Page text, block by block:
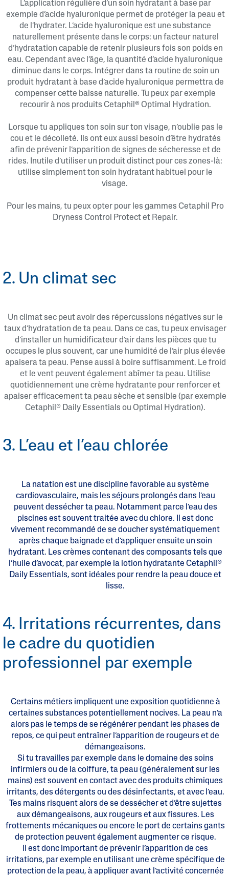
L’application régulière d’un soin hydratant à base par
exemple d’acide hyaluronique permet de protéger la peau et
de l’hydrater. L’acide hyaluronique est une substance
naturellement présente dans le corps: un facteur naturel
d’hydratation capable de retenir plusieurs fois son poids en
eau. Cependant avec l’âge, la quantité d’acide hyaluronique
diminue dans le corps. Intégrer dans ta routine de soin un
produit hydratant à base d’acide hyaluronique permettra de
compenser cette baisse naturelle. Tu peux par exemple
recourir à nos produits Cetaphil® Optimal Hydration.
Lorsque tu appliques ton soin sur ton visage, n’oublie pas le
cou et le décolleté. Ils ont eux aussi besoin d’être hydratés
afin de prévenir l’apparition de signes de sécheresse et de
rides. Inutile d’utiliser un produit distinct pour ces zones-là:
utilise simplement ton soin hydratant habituel pour le
visage.
Pour les mains, tu peux opter pour les gammes Cetaphil Pro
Dryness Control Protect et Repair.
2. Un climat sec
Un climat sec peut avoir des répercussions négatives sur le
taux d’hydratation de ta peau. Dans ce cas, tu peux envisager
d’installer un humidificateur d’air dans les pièces que tu
occupes le plus souvent, car une humidité de l’air plus élevée
apaisera ta peau. Pense aussi à boire suffisamment. Le froid
et le vent peuvent également abîmer ta peau. Utilise
quotidiennement une crème hydratante pour renforcer et
apaiser efficacement ta peau sèche et sensible (par exemple
Cetaphil® Daily Essentials ou Optimal Hydration).
3. L’eau et l’eau chlorée
La natation est une discipline favorable au système
cardiovasculaire, mais les séjours prolongés dans l’eau
peuvent dessécher ta peau. Notamment parce l’eau des
piscines est souvent traitée avec du chlore. Il est donc
vivement recommandé de se doucher systématiquement
après chaque baignade et d’appliquer ensuite un soin
hydratant. Les crèmes contenant des composants tels que
l’huile d’avocat, par exemple la lotion hydratante Cetaphil®
Daily Essentials, sont idéales pour rendre la peau douce et
lisse.
4. Irritations récurrentes, dans
le cadre du quotidien
professionnel par exemple
Certains métiers impliquent une exposition quotidienne à
certaines substances potentiellement nocives. La peau n’a
alors pas le temps de se régénérer pendant les phases de
repos, ce qui peut entraîner l’apparition de rougeurs et de
démangeaisons.
Si tu travailles par exemple dans le domaine des soins
infirmiers ou de la coiffure, ta peau (généralement sur les
mains) est souvent en contact avec des produits chimiques
irritants, des détergents ou des désinfectants, et avec l’eau.
Tes mains risquent alors de se dessécher et d’être sujettes
aux démangeaisons, aux rougeurs et aux fissures. Les
frottements mécaniques ou encore le port de certains gants
de protection peuvent également augmenter ce risque.
Il est donc important de prévenir l’apparition de ces
irritations, par exemple en utilisant une crème spécifique de
protection de la peau, à appliquer avant l’activité concernée